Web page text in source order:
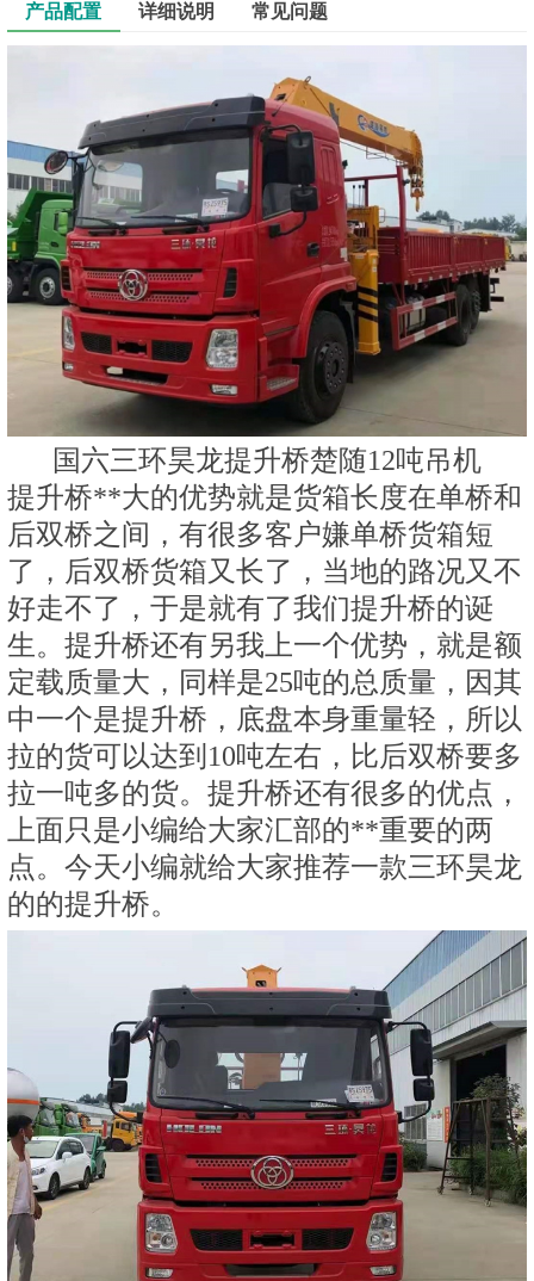
产品配置 详细说明 常见问题
国六三环昊龙提升桥楚随12吨吊机
提升桥**大的优势就是货箱长度在单桥和
后双桥之间，有很多客户嫌单桥货箱短
了，后双桥货箱又长了，当地的路况又不
好走不了，于是就有了我们提升桥的诞
生。提升桥还有另我上一个优势，就是额
定载质量大，同样是25吨的总质量，因其
中一个是提升桥，底盘本身重量轻，所以
拉的货可以达到10吨左右，比后双桥要多
拉一吨多的货。提升桥还有很多的优点，
上面只是小编给大家汇部的**重要的两
点。今天小编就给大家推荐一款三环昊龙
的的提升桥。